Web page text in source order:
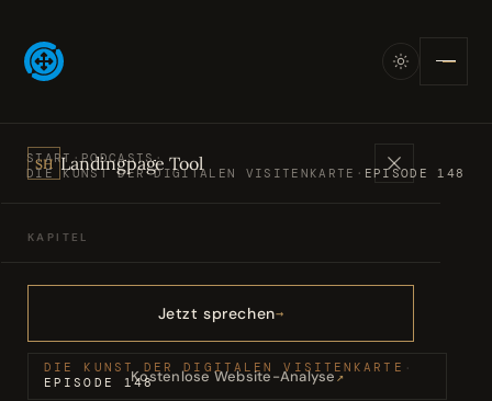
SH Landingpage Tool
KAPITEL
01 Angebote
02 Bücher
Jetzt sprechen
Kostenlose Website-Analyse↗
START·PODCASTS·
DIE KUNST DER DIGITALEN VISITENKARTE · EPISODE 148
DIE KUNST DER DIGITALEN VISITENKARTE ·
EPISODE 148